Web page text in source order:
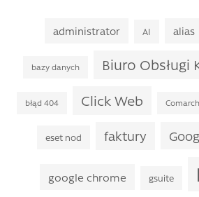
administrator AI alias
bazy danych Biuro Obsługi
błąd 404 Click Web Comarch
eset nod faktury
google chrome gsuite